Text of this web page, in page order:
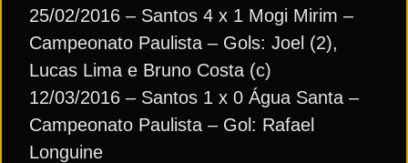
25/02/2016 – Santos 4 x 1 Mogi Mirim –
Campeonato Paulista – Gols: Joel (2),
Lucas Lima e Bruno Costa (c)
12/03/2016 – Santos 1 x 0 Água Santa –
Campeonato Paulista – Gol: Rafael
Longuine